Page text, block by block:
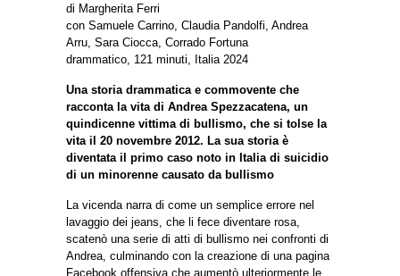
di Margherita Ferri
con Samuele Carrino, Claudia Pandolfi, Andrea
Arru, Sara Ciocca, Corrado Fortuna
drammatico, 121 minuti, Italia 2024
Una storia drammatica e commovente che
racconta la vita di Andrea Spezzacatena, un
quindicenne vittima di bullismo, che si tolse la
vita il 20 novembre 2012. La sua storia è
diventata il primo caso noto in Italia di suicidio
di un minorenne causato da bullismo
La vicenda narra di come un semplice errore nel
lavaggio dei jeans, che li fece diventare rosa,
scatenò una serie di atti di bullismo nei confronti di
Andrea, culminando con la creazione di una pagina
Facebook offensiva che aumentò ulteriormente le